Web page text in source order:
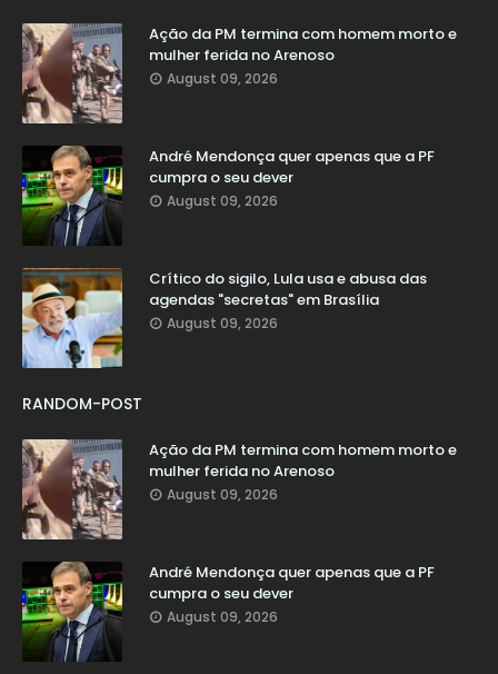
Ação da PM termina com homem morto e
mulher ferida no Arenoso
August 09, 2026
André Mendonça quer apenas que a PF
cumpra o seu dever
August 09, 2026
Crítico do sigilo, Lula usa e abusa das
agendas "secretas" em Brasília
August 09, 2026
RANDOM-POST
Ação da PM termina com homem morto e
mulher ferida no Arenoso
August 09, 2026
André Mendonça quer apenas que a PF
cumpra o seu dever
August 09, 2026